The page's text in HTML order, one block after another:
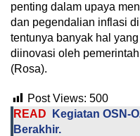
penting dalam upaya
dan pegendalian inflasi
tentunya banyak hal
diinovasi oleh
(Rosa).
Post Views: 500
READ
Kegiatan OSN-
Berakhir.